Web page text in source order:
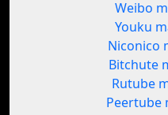
Weibo
Youku
Niconico
Bitchute
Rutube
Peertube